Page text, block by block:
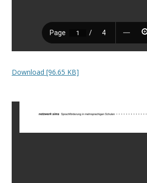
Download [96.65 KB]